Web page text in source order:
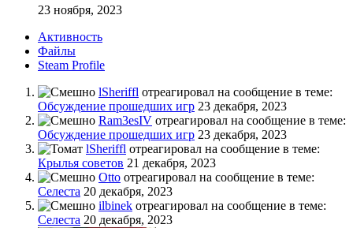
23 ноября, 2023
Активность
Файлы
Steam Profile
lSheriffl отреагировал на сообщение в теме:
Обсуждение прошедших игр 23 декабря, 2023
Ram3esIV отреагировал на сообщение в теме:
Обсуждение прошедших игр 23 декабря, 2023
lSheriffl отреагировал на сообщение в теме:
Крылья советов 21 декабря, 2023
Otto отреагировал на сообщение в теме:
Селеста 20 декабря, 2023
ilbinek отреагировал на сообщение в теме:
Селеста 20 декабря, 2023